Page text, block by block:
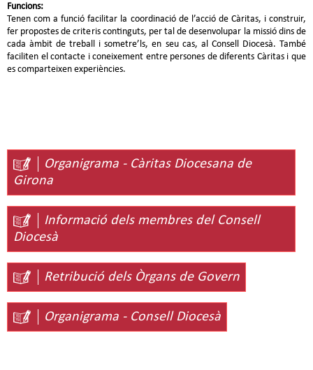
Funcions:
Tenen com a funció facilitar la coordinació de l’acció de Càritas, i construir,
fer propostes de criteris continguts, per tal de desenvolupar la missió dins de
cada àmbit de treball i sometre’ls, en seu cas, al Consell Diocesà. També
faciliten el contacte i coneixement entre persones de diferents Càritas i que
es comparteixen experiències.
Organigrama - Càritas Diocesana de
Girona
Informació dels membres del Consell
Diocesà
Retribució dels Òrgans de Govern
Organigrama - Consell Diocesà